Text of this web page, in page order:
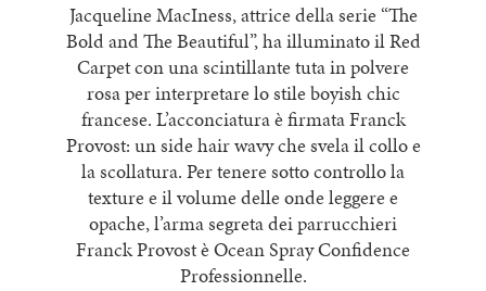
Jacqueline MacIness, attrice della serie “The
Bold and The Beautiful”, ha illuminato il Red
Carpet con una scintillante tuta in polvere
rosa per interpretare lo stile boyish chic
francese. L’acconciatura è firmata Franck
Provost: un side hair wavy che svela il collo e
la scollatura. Per tenere sotto controllo la
texture e il volume delle onde leggere e
opache, l’arma segreta dei parrucchieri
Franck Provost è Ocean Spray Confidence
Professionnelle.